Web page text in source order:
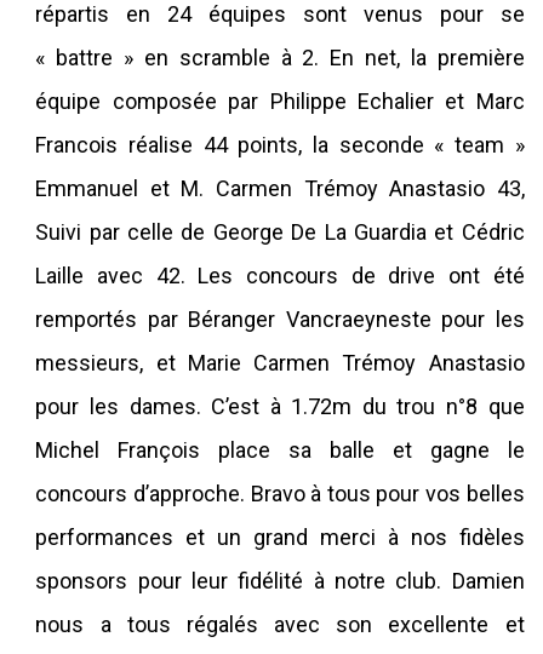
répartis en 24 équipes sont venus pour se
« battre » en scramble à 2. En net, la première
équipe composée par Philippe Echalier et Marc
Francois réalise 44 points, la seconde « team »
Emmanuel et M. Carmen Trémoy Anastasio 43,
Suivi par celle de George De La Guardia et Cédric
Laille avec 42. Les concours de drive ont été
remportés par Béranger Vancraeyneste pour les
messieurs, et Marie Carmen Trémoy Anastasio
pour les dames. C’est à 1.72m du trou n°8 que
Michel François place sa balle et gagne le
concours d’approche. Bravo à tous pour vos belles
performances et un grand merci à nos fidèles
sponsors pour leur fidélité à notre club. Damien
nous a tous régalés avec son excellente et